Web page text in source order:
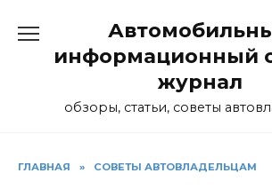
содержаниюинформационный
журнал
обзоры, статьи, советы
ГЛАВНАЯ » СОВЕТЫ АВТОВЛАДЕЛЬЦАМ